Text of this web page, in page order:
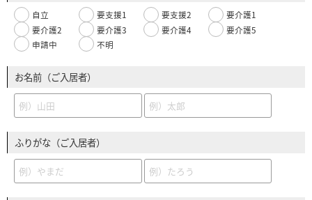
自立 要支援1 要支援2
要介護1
要介護2
要介護3 要介護4
要介護5
申請中
不明
お名前（ご入居者）
ふりがな（ご入居者）